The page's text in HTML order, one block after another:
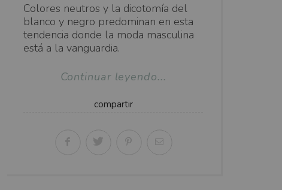
Colores neutros y la dicotomía del
blanco y negro predominan en esta
tendencia donde la moda masculina
está a la vanguardia.
Continuar leyendo...
compartir